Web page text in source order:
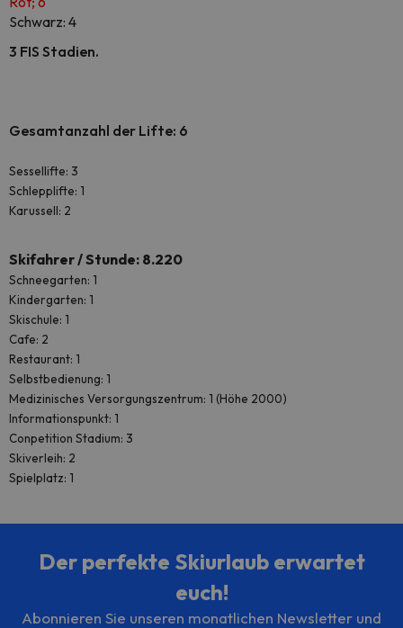
Schwarz: 4
3 FIS Stadien.
Gesamtanzahl der Lifte: 6
Sessellifte: 3
Schlepplifte: 1
Karussell: 2
Skifahrer / Stunde: 8.220
Schneegarten: 1
Kindergarten: 1
Skischule: 1
Cafe: 2
Restaurant: 1
Selbstbedienung: 1
Medizinisches Versorgungszentrum: 1 (Höhe 2000)
Informationspunkt: 1
Conpetition Stadium: 3
Skiverleih: 2
Spielplatz: 1
Der perfekte Skiurlaub erwartet
euch!
Abonnieren Sie unseren monatlichen Newsletter und